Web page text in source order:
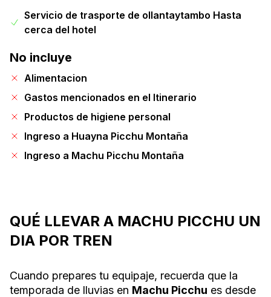
Servicio de trasporte de ollantaytambo Hasta
cerca del hotel
No incluye
Alimentacion
Gastos mencionados en el Itinerario
Productos de higiene personal
Ingreso a Huayna Picchu Montaña
Ingreso a Machu Picchu Montaña
QUÉ LLEVAR A MACHU PICCHU UN
DIA POR TREN
Cuando prepares tu equipaje, recuerda que la
temporada de lluvias en Machu Picchu es desde